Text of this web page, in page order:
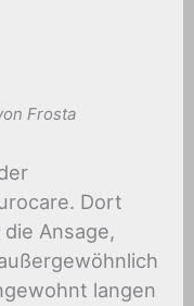
Frosta
Dort
Ansage,
langen